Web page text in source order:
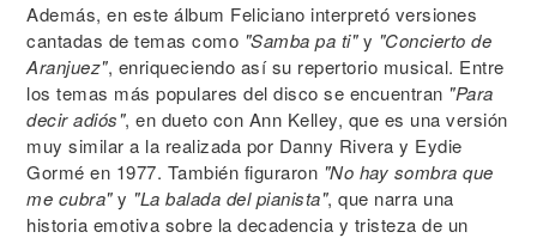
Además, en este álbum Feliciano interpretó versiones
cantadas de temas como "Samba pa ti"y "Concierto de
Aranjuez", enriqueciendo así su repertorio musical. Entre
los temas más populares del disco se encuentran "Para
decir adiós", en dueto con Ann Kelley, que es una versión
muy similar a la realizada por Danny Rivera y Eydie
Gormé en 1977. También figuraron "No hay sombra que
me cubra"y "La balada del pianista", que narra una
historia emotiva sobre la decadencia y tristeza de un